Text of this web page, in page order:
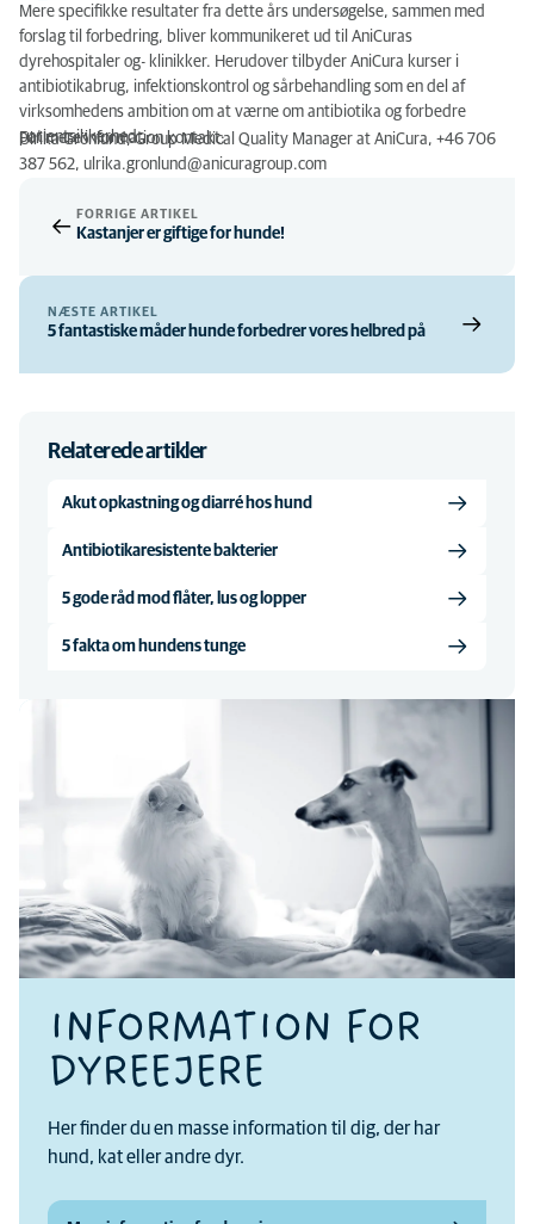
Mere specifikke resultater fra dette års undersøgelse, sammen med
forslag til forbedring, bliver kommunikeret ud til AniCuras
dyrehospitaler og- klinikker. Herudover tilbyder AniCura kurser i
antibiotikabrug, infektionskontrol og sårbehandling som en del af
virksomhedens ambition om at værne om antibiotika og forbedre
patientsikkerhed.
For mere information kontakt:
Ulrika Grönlund, Group Medical Quality Manager at AniCura, +46 706
387 562, ulrika.gronlund@anicuragroup.com
FORRIGE ARTIKEL
Kastanjer er giftige for hunde!
NÆSTE ARTIKEL
5 fantastiske måder hunde forbedrer vores helbred på
Relaterede artikler
Akut opkastning og diarré hos hund
Antibiotikaresistente bakterier
5 gode råd mod flåter, lus og lopper
5 fakta om hundens tunge
INFORMATION FOR
DYREEJERE
Her finder du en masse information til dig, der har
hund, kat eller andre dyr.